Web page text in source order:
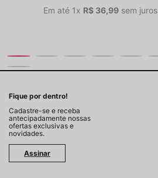
Em até 1x R$ 36,99 sem juros
Fique por dentro!
Cadastre-se e receba
antecipadamente nossas
ofertas exclusivas e
novidades.
Assinar